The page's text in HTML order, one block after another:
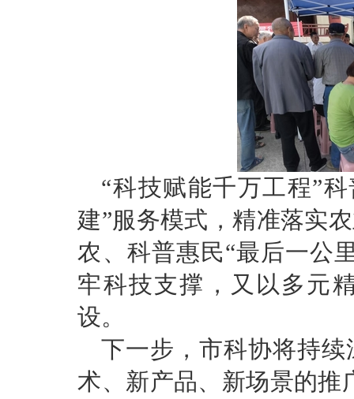
“科技赋能千万工程”
建”服务模式，精准落实
农、科普惠民“最后一公
牢科技支撑，又以多元
设。
下一步，市科协将持
术、新产品、新场景的推